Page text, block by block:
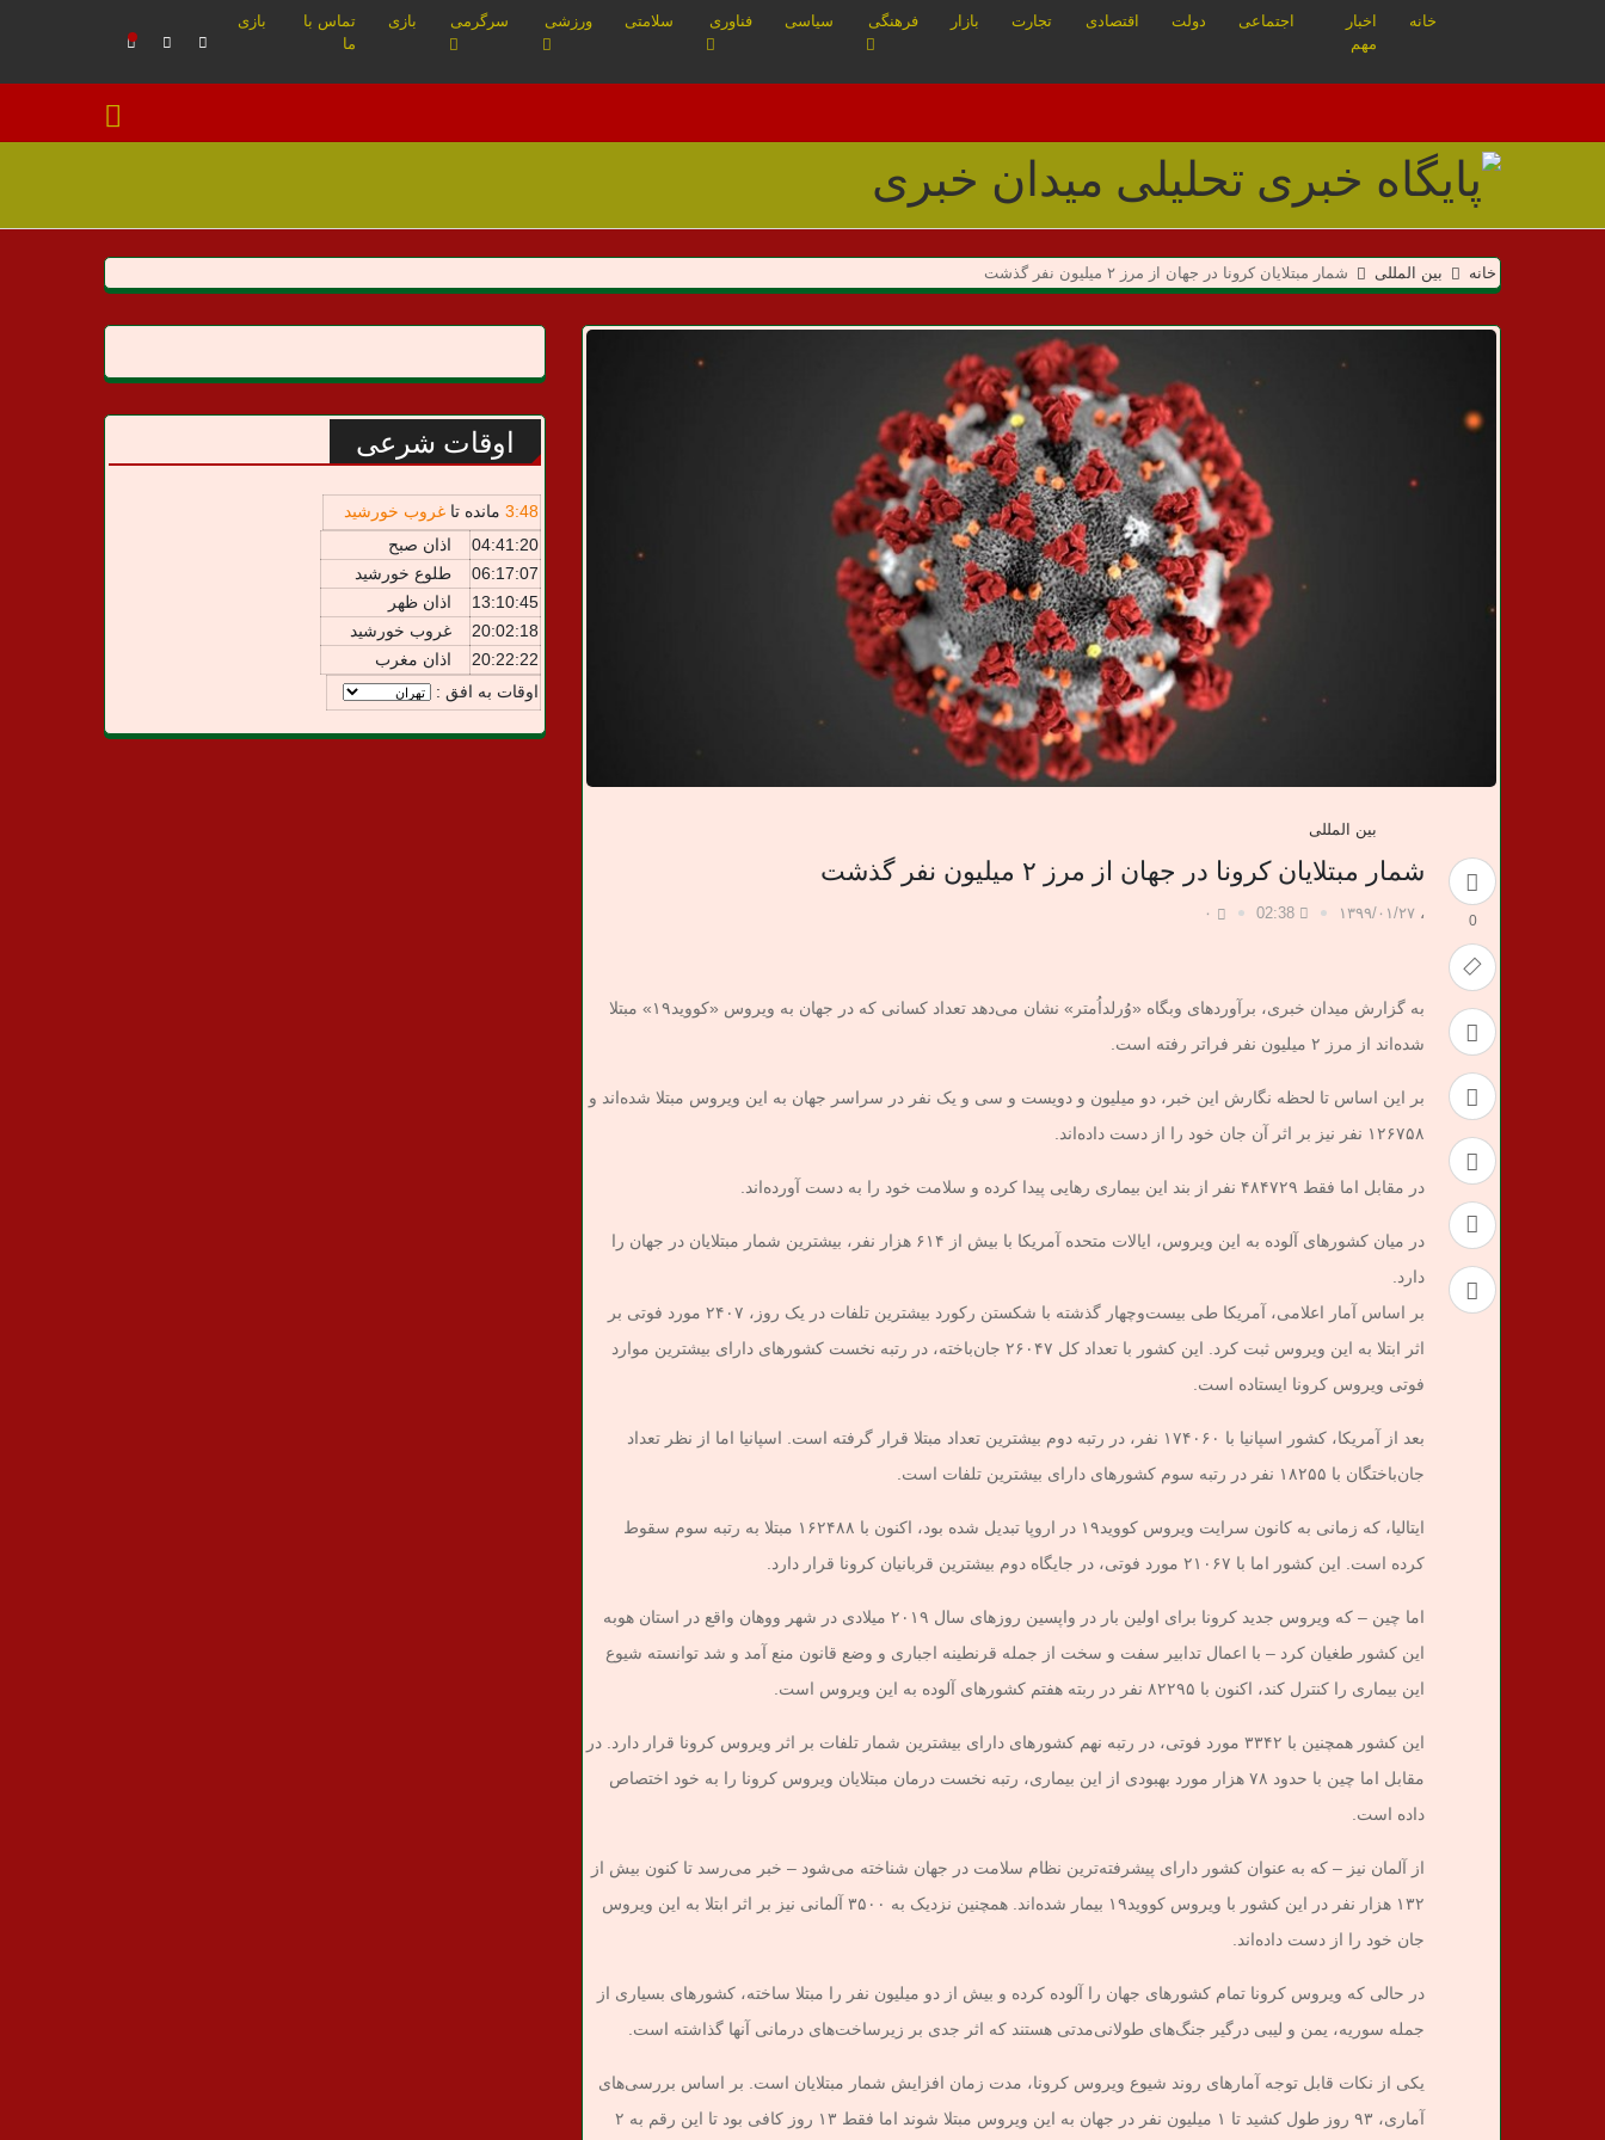
خانه
اخبار
مهم
اجتماعی دولت اقتصادی تجارت بازار فرهنگی سیاسی فناوری سلامتی ورزشی سرگرمی بازی
تماس با
ما
بازی
م
ی
د
خانه بین المللی شمار مبتلایان کرونا در جهان از مرز ۲ میلیون نفر گذشت
0
بین المللی
شمار مبتلایان کرونا در جهان از مرز ۲ میلیون نفر گذشت
، ۱۳۹۹/۰۱/۲۷ 02:38 ۰
به گزارش میدان خبری، برآوردهای وبگاه «وُرلداُمتر» نشان می‌دهد تعداد کسانی که در جهان به ویروس «کووید۱۹» مبتلا
شده‌اند از مرز ۲ میلیون نفر فراتر رفته است.
بر این اساس تا لحظه نگارش این خبر، دو میلیون و دویست و سی و یک نفر در سراسر جهان به این ویروس مبتلا شده‌اند و
۱۲۶۷۵۸ نفر نیز بر اثر آن جان خود را از دست داده‌اند.
در مقابل اما فقط ۴۸۴۷۲۹ نفر از بند این بیماری رهایی پیدا کرده و سلامت خود را به دست آورده‌اند.
در میان کشورهای آلوده به این ویروس، ایالات متحده آمریکا با بیش از ۶۱۴ هزار نفر، بیشترین شمار مبتلایان در جهان را
دارد.
بر اساس آمار اعلامی، آمریکا طی بیست‌وچهار گذشته با شکستن رکورد بیشترین تلفات در یک روز، ۲۴۰۷ مورد فوتی بر
اثر ابتلا به این ویروس ثبت کرد. این کشور با تعداد کل ۲۶۰۴۷ جان‌باخته، در رتبه نخست کشورهای دارای بیشترین موارد
فوتی ویروس کرونا ایستاده است.
بعد از آمریکا، کشور اسپانیا با ۱۷۴۰۶۰ نفر، در رتبه دوم بیشترین تعداد مبتلا قرار گرفته است. اسپانیا اما از نظر تعداد
جان‌باختگان با ۱۸۲۵۵ نفر در رتبه سوم کشورهای دارای بیشترین تلفات است.
ایتالیا، که زمانی به کانون سرایت ویروس کووید۱۹ در اروپا تبدیل شده بود، اکنون با ۱۶۲۴۸۸ مبتلا به رتبه سوم سقوط
کرده است. این کشور اما با ۲۱۰۶۷ مورد فوتی، در جایگاه دوم بیشترین قربانیان کرونا قرار دارد.
اما چین – که ویروس جدید کرونا برای اولین بار در واپسین روزهای سال ۲۰۱۹ میلادی در شهر ووهان واقع در استان هوبه
این کشور طغیان کرد – با اعمال تدابیر سفت و سخت از جمله قرنطینه اجباری و وضع قانون منع آمد و شد توانسته شیوع
این بیماری را کنترل کند، اکنون با ۸۲۲۹۵ نفر در ربته هفتم کشورهای آلوده به این ویروس است.
این کشور همچنین با ۳۳۴۲ مورد فوتی، در رتبه نهم کشورهای دارای بیشترین شمار تلفات بر اثر ویروس کرونا قرار دارد. در
مقابل اما چین با حدود ۷۸ هزار مورد بهبودی از این بیماری، رتبه نخست درمان مبتلایان ویروس کرونا را به خود اختصاص
داده است.
از آلمان نیز – که به عنوان کشور دارای پیشرفته‌ترین نظام سلامت در جهان شناخته می‌شود – خبر می‌رسد تا کنون بیش از
۱۳۲ هزار نفر در این کشور با ویروس کووید۱۹ بیمار شده‌اند. همچنین نزدیک به ۳۵۰۰ آلمانی نیز بر اثر ابتلا به این ویروس
جان خود را از دست داده‌اند.
در حالی که ویروس کرونا تمام کشورهای جهان را آلوده کرده و بیش از دو میلیون نفر را مبتلا ساخته، کشورهای بسیاری از
جمله سوریه، یمن و لیبی درگیر جنگ‌های طولانی‌مدتی هستند که اثر جدی بر زیرساخت‌های درمانی آنها گذاشته است.
یکی از نکات قابل توجه آمارهای روند شیوع ویروس کرونا، مدت زمان افزایش شمار مبتلایان است. بر اساس بررسی‌های
آماری، ۹۳ روز طول کشید تا ۱ میلیون نفر در جهان به این ویروس مبتلا شوند اما فقط ۱۳ روز کافی بود تا این رقم به ۲
اوقات شرعی
3:48 مانده تا غروب خورشید
04:41:20
اذان صبح
06:17:07
طلوع خورشید
13:10:45
اذان ظهر
20:02:18
غروب خورشید
20:22:22
اذان مغرب
اوقات به افق :